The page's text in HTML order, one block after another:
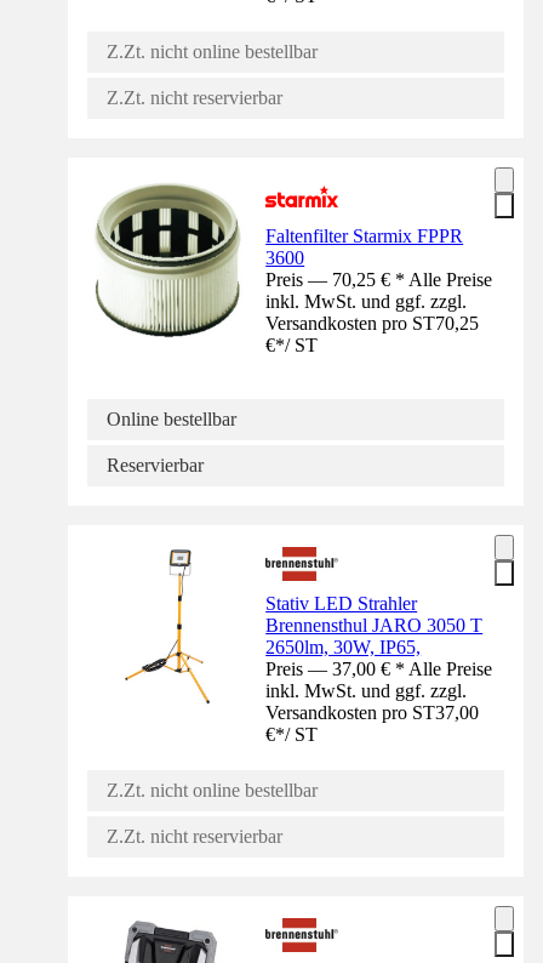
Z.Zt. nicht online bestellbar
Z.Zt. nicht reservierbar
Faltenfilter Starmix FPPR
3600
Preis — 70,25 € * Alle Preise
inkl. MwSt. und ggf. zzgl.
Versandkosten pro ST70,25
€*/ ST
Online bestellbar
Reservierbar
Stativ LED Strahler
Brennensthul JARO 3050 T
2650lm, 30W, IP65,
Preis — 37,00 € * Alle Preise
inkl. MwSt. und ggf. zzgl.
Versandkosten pro ST37,00
€*/ ST
Z.Zt. nicht online bestellbar
Z.Zt. nicht reservierbar